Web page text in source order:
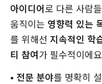
아이디어로 다른 사람
움직이는 영향력 있는
를 위해선 지속적인 학
티 참여가 필수적이에
• 전문 분야를 명확히